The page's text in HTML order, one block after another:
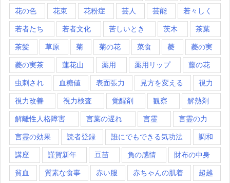
花の色 花束 花粉症 芸人 芸能 若々しく
若者たち 若者文化 苦しいとき 茨木 茶葉
茶髪 草原 菊 菊の花 菜食 菱 菱の実
菱の実茶 蓮花山 薬用 薬用リップ 藤の花
虫刺され 血糖値 表面張力 見方を変える 視力
視力改善 視力検査 覚醒剤 観察 解熱剤
解離性人格障害 言葉の遅れ 言霊 言霊の力
言霊の効果 読者登録 誰にでもできる気功法 調和
講座 謹賀新年 豆苗 負の感情 財布の中身
貧血 質素な食事 赤い服 赤ちゃんの肌着 超越